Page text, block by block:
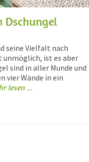
Dschungel
seine Vielfalt nach
unmöglich, ist es aber
sind in aller Munde und
vier Wände in ein
lesen ...